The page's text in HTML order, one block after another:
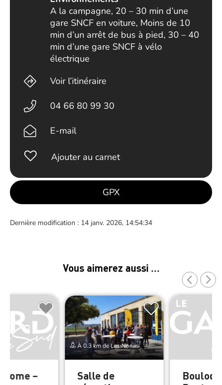
A la campagne, 20 – 30 min d’une
gare SNCF en voiture, Moins de 10
min d’un arrêt de bus à pied, 30 – 40
min d’une gare SNCF à vélo
électrique
Voir l’itinéraire
04 66 80 99 30
E-mail
Ajouter au carnet
GPX
Dernière modification : 14 janv. 2026, 14:54:34
Vous aimerez aussi …
–
À 0.3 km de Les Norias
Salle de